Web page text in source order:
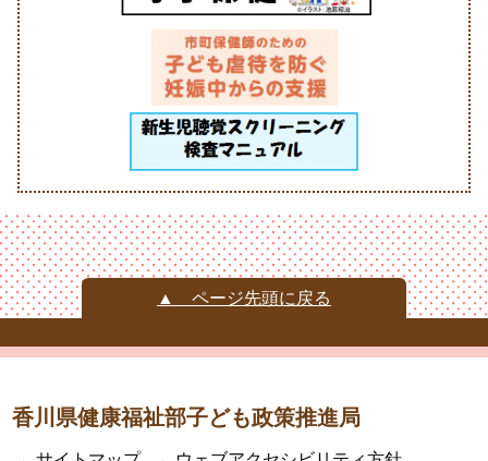
▲ ページ先頭に戻る
香川県健康福祉部子ども政策推進局